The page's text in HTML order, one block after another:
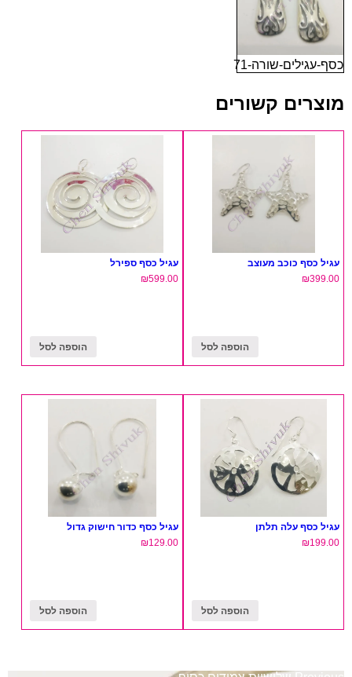
כסף-עגילים-שורה-71
מוצרים קשורים
עגיל כסף כוכב מעוצב
₪399.00
הוספה לסל
עגיל כסף ספירל
₪599.00
הוספה לסל
עגיל כסף עלה תלתן
₪199.00
הוספה לסל
עגיל כסף כדור חישוק גדול
₪129.00
הוספה לסל